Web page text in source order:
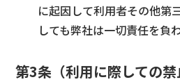
に起因して利用者その他第
しても弊社は一切責任を負
第3条（利用に際しての禁